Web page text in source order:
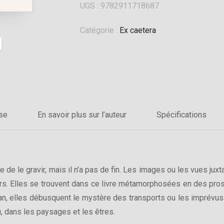
UGS : 9782911718687
Catégorie : Ex caetera
En savoir plus sur l’auteur Spécifications
le gravir, mais il n’a pas de fin. Les images ou les vues
Elles se trouvent dans ce livre métamorphosées en des
elles débusquent le mystère des transports ou les
dans les paysages et les êtres.